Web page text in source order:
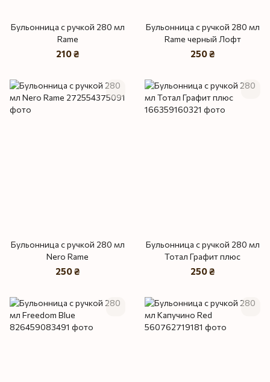
Бульонница с ручкой 280 мл
Rame
210 ₴
Бульонница с ручкой 280 мл
Rame черный Лофт
250 ₴
Бульонница с ручкой 280 мл
Nero Rame
250 ₴
Бульонница с ручкой 280 мл
Тотал Графит плюс
250 ₴